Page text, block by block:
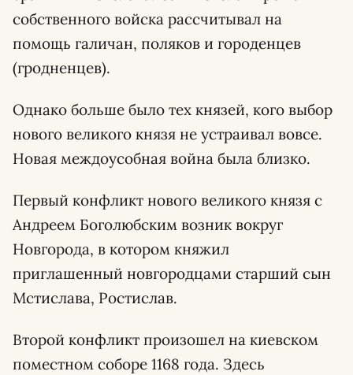
собственного войска рассчитывал на
помощь галичан, поляков и городенцев
(гродненцев).
Однако больше было тех князей, кого выбор
нового великого князя не устраивал вовсе.
Новая междоусобная война была близко.
Первый конфликт нового великого князя с
Андреем Боголюбским возник вокруг
Новгорода, в котором княжил
приглашенный новгородцами старший сын
Мстислава, Ростислав.
Второй конфликт произошел на киевском
поместном соборе 1168 года. Здесь